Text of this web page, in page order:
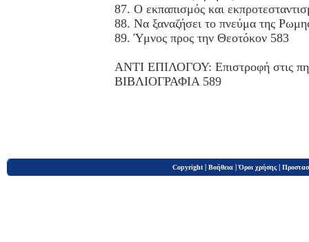
87. Ο εκπαπισμός και
88. Να ξαναζήσει το πνεύμα της
89. Ύμνος προς την Θεοτόκον 583
ΑΝΤΙ ΕΠΙΛΟΓΟΥ: Επιστροφή στις
ΒΙΒΛΙΟΓΡΑΦΙΑ 589
Copyright | Βοήθεια |Όροι χρήσης |